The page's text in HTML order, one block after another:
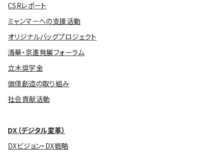
CSRレポート
ミャンマーへの支援活動
オリジナルバッグプロジェクト
清華・京進発展フォーラム
立木奨学金
価値創造の取り組み
社会貢献活動
DX（デジタル変革）
DXビジョン・DX戦略